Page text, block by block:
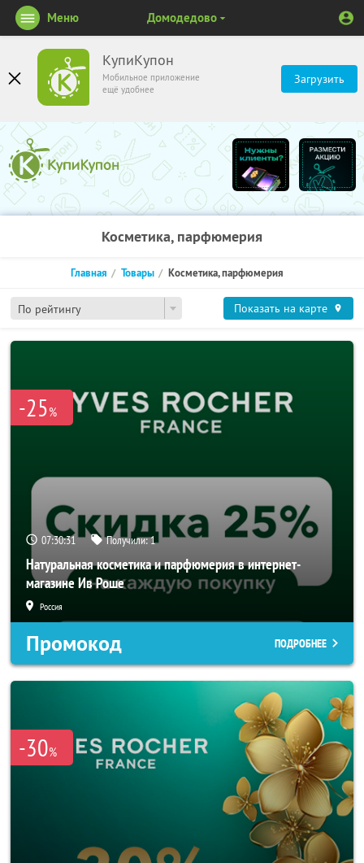
КупиКупон
Мобильное приложение
ещё удобнее
Загрузить
Меню Домодедово
Косметика, парфюмерия
По рейтингу
Главная Товары Косметика, парфюмерия
Показать на карте
-25%
07:30:31 Получили:1
Натуральная косметика и парфюмерия в интернет-
магазине Ив Роше
Россия
Промокод ПОДРОБНЕЕ
-30%